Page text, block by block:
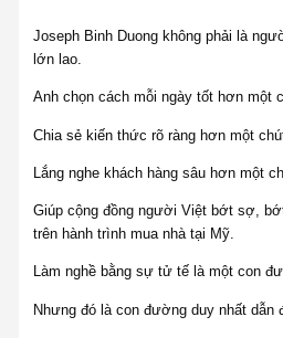
Joseph Binh Duong không phải là
lớn lao.
Anh chọn cách mỗi ngày tốt hơn một
Chia sẻ kiến thức rõ ràng hơn một
Lắng nghe khách hàng sâu hơn một
Giúp cộng đồng người Việt bớt sợ,
trên hành trình mua nhà tại Mỹ.
Làm nghề bằng sự tử tế là một con
Nhưng đó là con đường duy nhất dẫn